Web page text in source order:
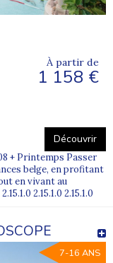
À partir de
1 158 €
Découvrir
+ Printemps Passer
belge, en profitant
en vivant au
2.15.1.0 2.15.1.0
7-16 ANS